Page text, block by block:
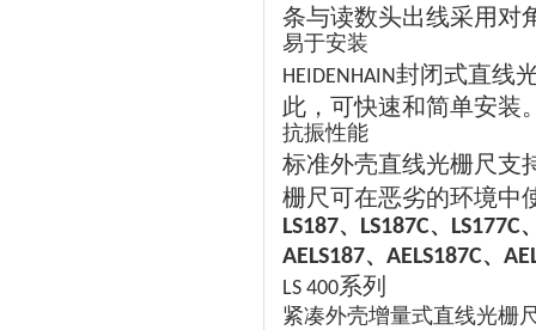
条与读数头出线采用对
易于安装
HEIDENHAIN封闭式直线
此，可快速和简单安装
抗振性能
标准外壳直线光栅尺支
栅尺可在恶劣的环境中
LS187、 LS187C、 LS177C
AELS187、 AELS187C、
LS 400系列
紧凑外壳增量式直线光栅